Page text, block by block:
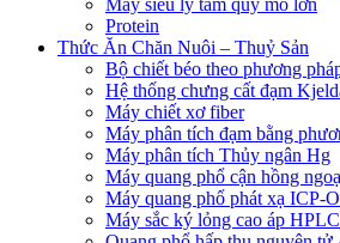
Máy siêu ly tâm quy mô lớn
Protein
Thức Ăn Chăn Nuôi – Thuỷ Sản
Bộ chiết béo theo phương
Hệ thống chưng cất đạm
Máy chiết xơ fiber
Máy phân tích đạm bằng
Máy phân tích Thủy ngân Hg
Máy quang phổ cận hồng
Máy quang phổ phát xạ ICP-
Máy sắc ký lỏng cao áp